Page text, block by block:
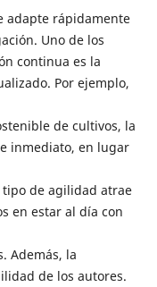
adapte rápidamente
Uno de los
continua es la
Por ejemplo,
de cultivos, la
inmediato, en lugar
de agilidad atrae
en estar al día con
Además, la
de los autores.